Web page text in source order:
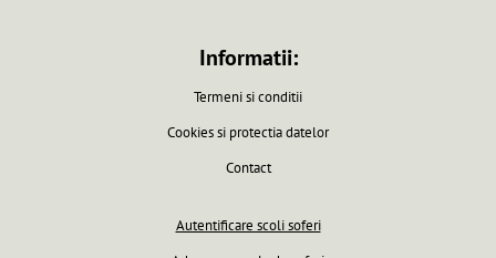
Informatii:
Termeni si conditii
Cookies si protectia datelor
Contact
Autentificare scoli soferi